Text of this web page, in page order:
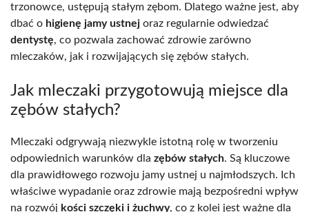
trzonowce, ustępują stałym zębom. Dlatego ważne jest, aby
dbać o higienę jamy ustnej oraz regularnie odwiedzać
dentystę, co pozwala zachować zdrowie zarówno
mleczaków, jak i rozwijających się zębów stałych.
Jak mleczaki przygotowują miejsce dla
zębów stałych?
Mleczaki odgrywają niezwykle istotną rolę w tworzeniu
odpowiednich warunków dla zębów stałych. Są kluczowe
dla prawidłowego rozwoju jamy ustnej u najmłodszych. Ich
właściwe wypadanie oraz zdrowie mają bezpośredni wpływ
na rozwój kości szczęki i żuchwy, co z kolei jest ważne dla